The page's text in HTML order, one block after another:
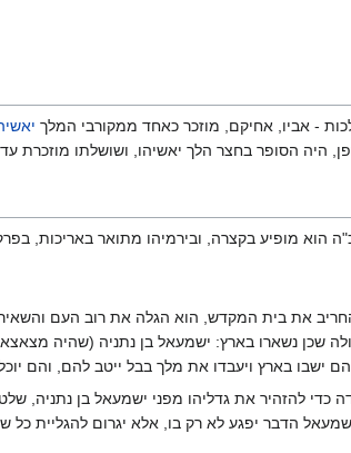
- אביו, אחיקם, מוזכר כאחד ממקורבי המלך
היה הסופר בחצר הלך יאשיהו, ושושלתו מוזכרת
הוא מופיע בקצרה, ובירמיהו מתואר באריכות,
את בית המקדש, הוא הגלה את רוב העם
נשארו בארץ: ישמעאל בן נתניה (שהיה מצאצאי
בארץ ויעבדו את מלך בבל ייטב להם, והם
כדי להזהיר את גדליהו מפני ישמעאל בן נתניה,
הדבר יפגע לא רק בו, אלא יגרום להגליית